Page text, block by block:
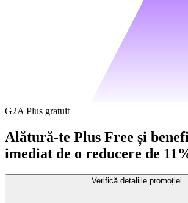
G2A Plus gratuit
Alătură-te Plus Free și
imediat de o reducere de
Verifică detaliile promoției